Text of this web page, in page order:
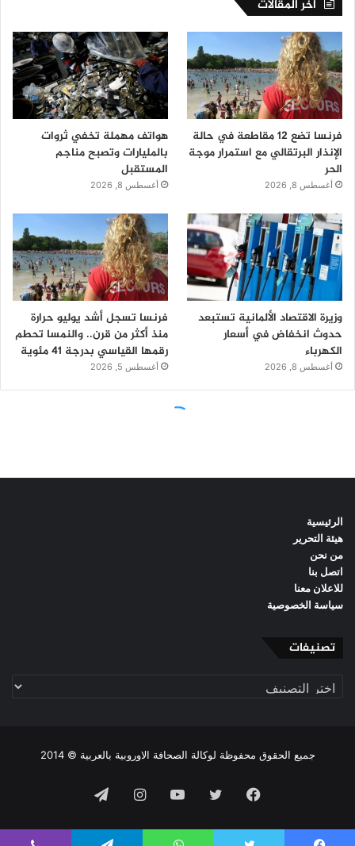
الرئيسية
هيئة التحرير
من نحن
اتصل بنا
للاعلان معنا
سياسة الخصوصية
تصنيفات
تصنيفات
جميع الحقوق محفوظة لوكالة الصحافة الاوروبية بالعربية © 2014
فيسبوك تويتر يوتيوبانستقرامتيلقرام